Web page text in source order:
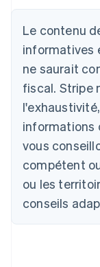
Le contenu
informatives
ne saurait
fiscal. Stripe
informations
vous
compétent
ou les
conseils
Deutsch
English
Autriche
Deutsch English
Belgique
Nederlands
Brésil
Bulgarie
English
Canada
English Français
Chine